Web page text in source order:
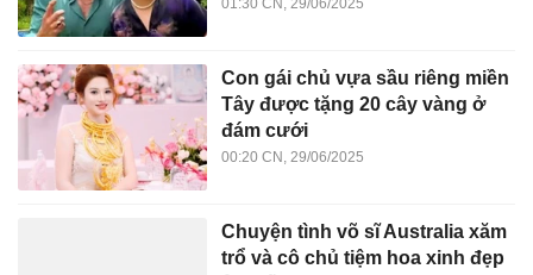
01:30 CN, 29/06/2025
Con gái chủ vựa sầu riêng miền
Tây được tặng 20 cây vàng ở
đám cưới
00:20 CN, 29/06/2025
Chuyện tình võ sĩ Australia xăm
trổ và cô chủ tiệm hoa xinh đẹp